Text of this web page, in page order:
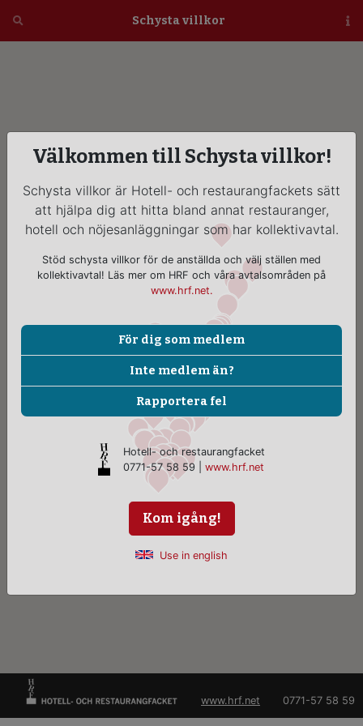
Schysta villkor
www.hrf.net 0771-57 58 59
Välkommen till Schysta villkor!
Schysta villkor är Hotell- och restaurangfackets sätt
att hjälpa dig att hitta bland annat restauranger,
hotell och nöjesanläggningar som har kollektivavtal.
Stöd schysta villkor för de anställda och välj ställen med
kollektivavtal! Läs mer om HRF och våra avtalsområden på
www.hrf.net.
För dig som medlem
Inte medlem än?
Rapportera fel
Hotell- och restaurangfacket
0771-57 58 59 |www.hrf.net
Kom igång!
Use in english